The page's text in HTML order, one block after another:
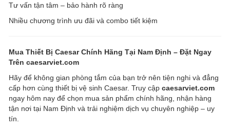
Tư vấn tận tâm – bảo hành rõ ràng
Nhiều chương trình ưu đãi và combo tiết kiệm
Mua Thiết Bị Caesar Chính Hãng Tại Nam Định – Đặt Ngay
Trên caesarviet.com
Hãy để không gian phòng tắm của bạn trở nên tiện nghi và đẳng
cấp hơn cùng thiết bị vệ sinh Caesar. Truy cập caesarviet.com
ngay hôm nay để chọn mua sản phẩm chính hãng, nhận hàng
tận nơi tại Nam Định và trải nghiệm dịch vụ chuyên nghiệp – uy
tín.